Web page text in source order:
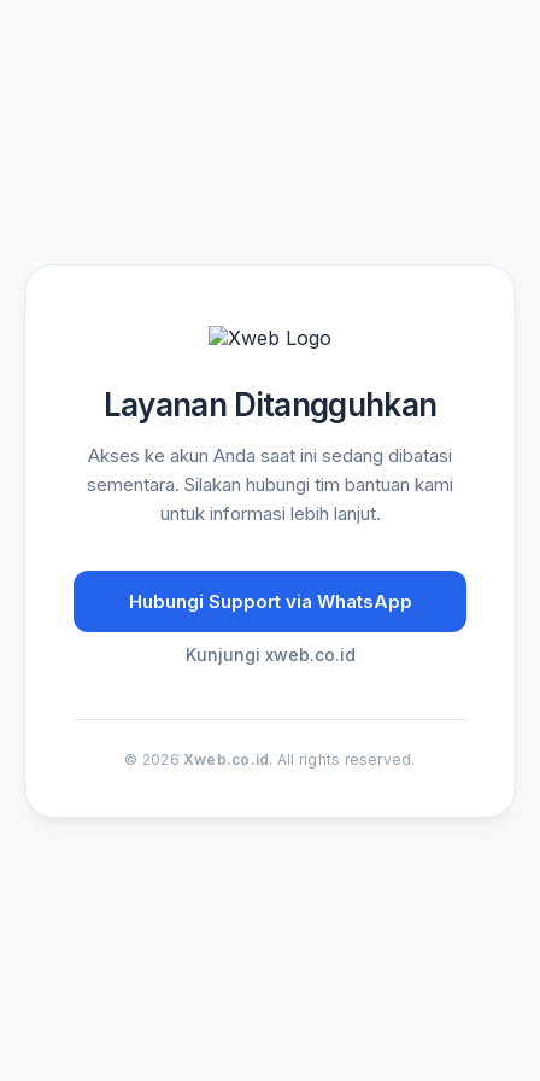
Layanan Ditangguhkan
Akses ke akun Anda saat ini sedang dibatasi
sementara. Silakan hubungi tim bantuan kami
untuk informasi lebih lanjut.
Hubungi Support via WhatsApp
Kunjungi xweb.co.id
© 2026 Xweb.co.id. All rights reserved.